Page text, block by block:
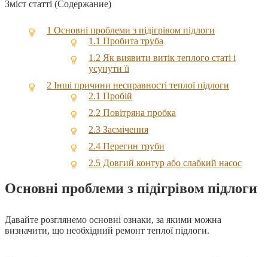
Зміст статті (Содержание)
1 Основні проблеми з підігрівом підлоги
1.1 Пробита труба
1.2 Як виявити витік теплого статі і
усунути її
2 Інші причини несправності теплої підлоги
2.1 Пробій
2.2 Повітряна пробка
2.3 Засмічення
2.4 Перегин труби
2.5 Довгий контур або слабкий насос
Основні проблеми з підігрівом підлоги
Давайте розглянемо основні ознаки, за якими можна
визначити, що необхідний ремонт теплої підлоги.